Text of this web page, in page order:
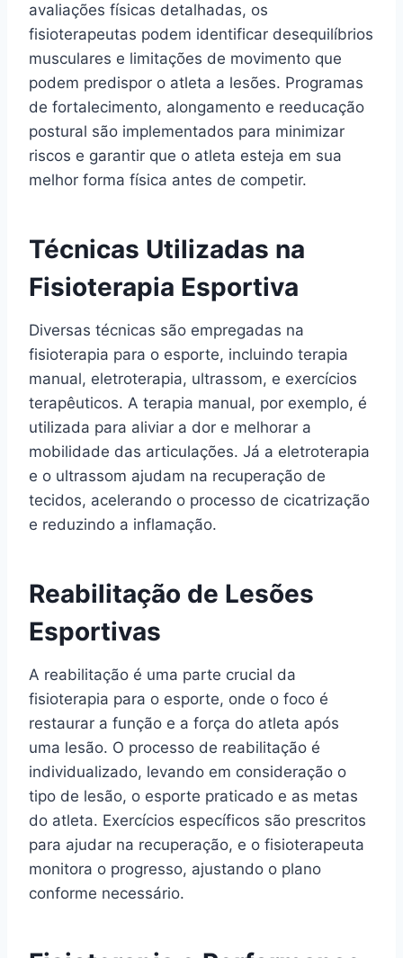
avaliações físicas detalhadas, os
fisioterapeutas podem identificar desequilíbrios
musculares e limitações de movimento que
podem predispor o atleta a lesões. Programas
de fortalecimento, alongamento e reeducação
postural são implementados para minimizar
riscos e garantir que o atleta esteja em sua
melhor forma física antes de competir.
Técnicas Utilizadas na
Fisioterapia Esportiva
Diversas técnicas são empregadas na
fisioterapia para o esporte, incluindo terapia
manual, eletroterapia, ultrassom, e exercícios
terapêuticos. A terapia manual, por exemplo, é
utilizada para aliviar a dor e melhorar a
mobilidade das articulações. Já a eletroterapia
e o ultrassom ajudam na recuperação de
tecidos, acelerando o processo de cicatrização
e reduzindo a inflamação.
Reabilitação de Lesões
Esportivas
A reabilitação é uma parte crucial da
fisioterapia para o esporte, onde o foco é
restaurar a função e a força do atleta após
uma lesão. O processo de reabilitação é
individualizado, levando em consideração o
tipo de lesão, o esporte praticado e as metas
do atleta. Exercícios específicos são prescritos
para ajudar na recuperação, e o fisioterapeuta
monitora o progresso, ajustando o plano
conforme necessário.